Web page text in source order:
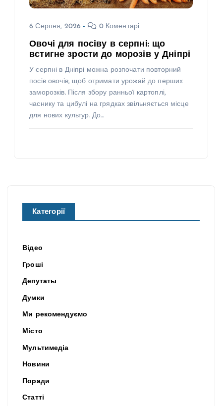
6 Серпня, 2026 0 Коментарі
Овочі для посіву в серпні: що
встигне зрости до морозів у Дніпрі
У серпні в Дніпрі можна розпочати повторний
посів овочів, щоб отримати урожай до перших
заморозків. Після збору ранньої картоплі,
часнику та цибулі на грядках звільняється місце
для нових культур. До…
Категорії
Відео
Гроші
Депутаты
Думки
Ми рекомендуємо
Місто
Мультимедіа
Новини
Поради
Статті